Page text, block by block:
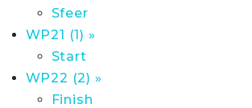
Sfeer
WP21 (1) »
Start
WP22 (2) »
Finish